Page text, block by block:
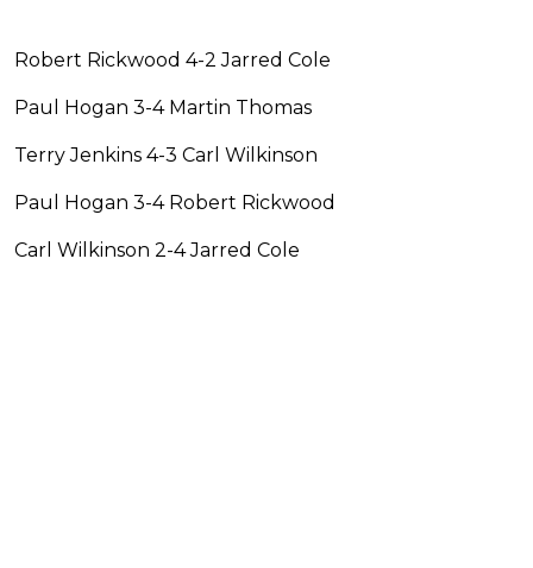
Robert Rickwood 4-2 Jarred Cole
Paul Hogan 3-4 Martin Thomas
Terry Jenkins 4-3 Carl Wilkinson
Paul Hogan 3-4 Robert Rickwood
Carl Wilkinson 2-4 Jarred Cole